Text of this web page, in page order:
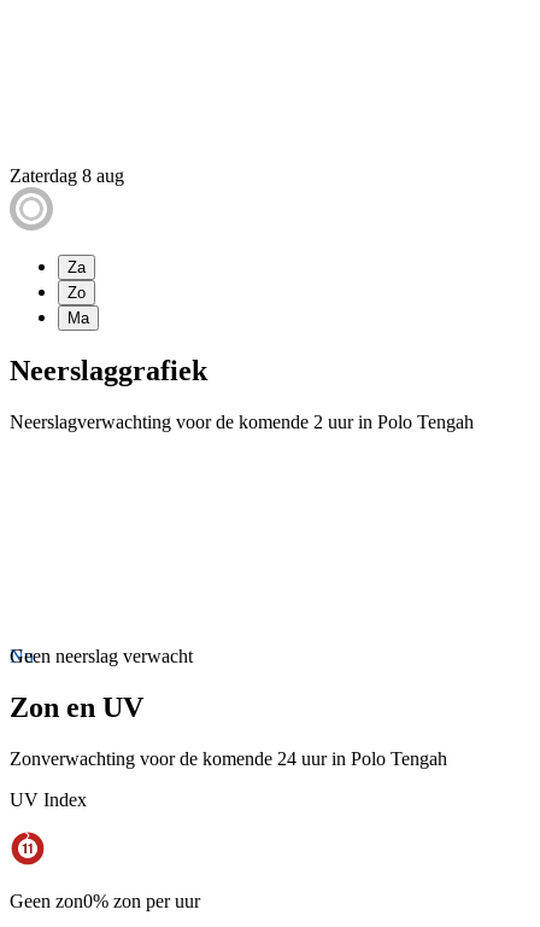
Zaterdag 8 aug
Za
Zo
Ma
Neerslaggrafiek
Neerslagverwachting voor de komende 2 uur in Polo Tengah
Nu
Geen neerslag verwacht
Zon en UV
Zonverwachting voor de komende 24 uur in Polo Tengah
UV Index
Geen zon0% zon per uur